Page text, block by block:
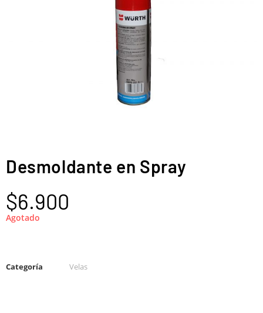
Desmoldante en Spray
$6.900
Agotado
Categoría Velas